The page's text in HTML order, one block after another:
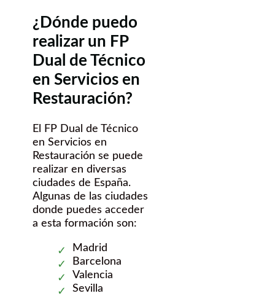
¿Dónde puedo
realizar un FP
Dual de Técnico
en Servicios en
Restauración?
El FP Dual de Técnico
en Servicios en
Restauración se puede
realizar en diversas
ciudades de España.
Algunas de las ciudades
donde puedes acceder
a esta formación son:
Madrid
Barcelona
Valencia
Sevilla